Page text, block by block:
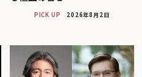
PICK UP 2026年8月2日